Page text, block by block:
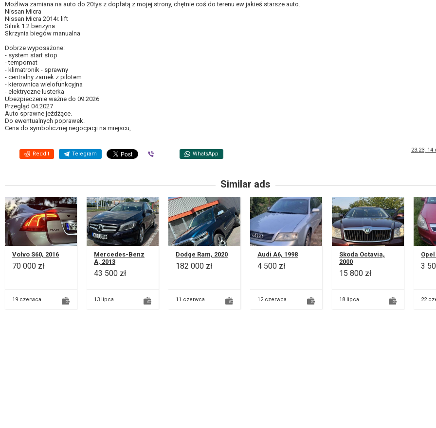
Możliwa zamiana na auto do 20tys z dopłatą z mojej strony, chętnie coś do terenu ew jakieś starsze auto.
Nissan Micra
Nissan Micra 2014r. lift
Silnik 1.2 benzyna
Skrzynia biegów manualna
Dobrze wyposażone:
- system start stop
- tempomat
- klimatronik - sprawny
- centralny zamek z pilotem
- kierownica wielofunkcyjna
- elektryczne lusterka
Ubezpieczenie ważne do 09.2026
Przegląd 04.2027
Auto sprawne jeżdżące.
Do ewentualnych poprawek.
Cena do symbolicznej negocjacji na miejscu,
Reddit Telegram WhatsApp
23:23,
Similar ads
Volvo S60, 2016
70 000 zł
19 czerwca
Mercedes-Benz
A, 2013
43 500 zł
13 lipca
Dodge Ram, 2020
182 000 zł
11 czerwca
Audi A6, 1998
4 500 zł
12 czerwca
Skoda Octavia,
2000
15 800 zł
18 lipca
3
22